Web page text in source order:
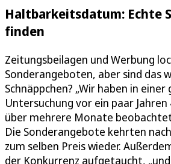
Haltbarkeitsdatum: Echte
finden
Zeitungsbeilagen und Werbung
Sonderangeboten, aber sind das
Schnäppchen? „Wir haben in einer
Untersuchung vor ein paar
über mehrere Monate
Die Sonderangebote kehrten
zum selben Preis wieder.
der Konkurrenz aufgetaucht,